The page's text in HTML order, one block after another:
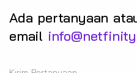
Ada pertanyaan
email